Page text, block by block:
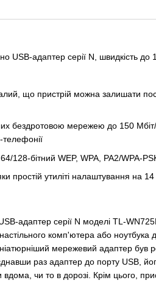
USB-адаптер серії N, швидкість до
що пристрій можна залишати
бездротовою мережею до 150 Мбіт/
телефонії
128-бітний WEP, WPA, PA2/WPA-
простій утиліті налаштування на
адаптер серії N моделі TL-
комп'ютера або ноутбука
мережевий адаптер був
раз адаптер до порту USB,
чи то в дорозі. Крім цього,